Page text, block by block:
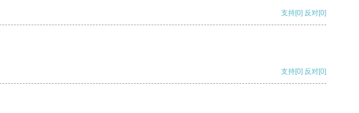
支持[0] 反对[0]
支持[0] 反对[0]